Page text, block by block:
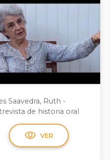
Saavedra, Ruth -
de historia oral
visibility VER